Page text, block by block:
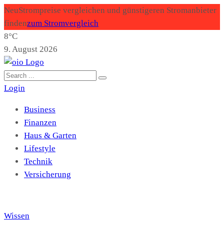
NeuStrompreise vergleichen und günstigeren Stromanbieter
findenzum Stromvergleich
8°C
9. August 2026
Login
Business
Finanzen
Haus & Garten
Lifestyle
Technik
Versicherung
Wissen